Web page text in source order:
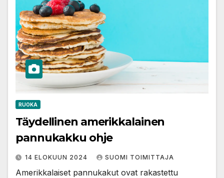
RUOKA
Täydellinen amerikkalainen
pannukakku ohje
14 ELOKUUN 2024 SUOMI TOIMITTAJA
Amerikkalaiset pannukakut ovat rakastettu